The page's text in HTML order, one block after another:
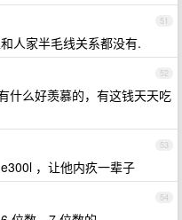
51
人家半毛线关系都没有.
52
什么好羡慕的，有这钱天天吃
53
，让他内疚一辈子
54